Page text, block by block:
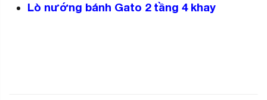
Lò nướng bánh Gato 2 tầng 4 khay